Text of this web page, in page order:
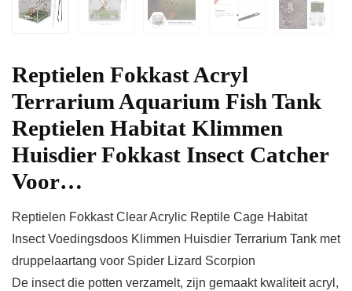
Reptielen Fokkast Acryl
Terrarium Aquarium Fish Tank
Reptielen Habitat Klimmen
Huisdier Fokkast Insect Catcher
Voor…
Reptielen Fokkast Clear Acrylic Reptile Cage Habitat
Insect Voedingsdoos Klimmen Huisdier Terrarium Tank met
druppelaartang voor Spider Lizard Scorpion
De insect die potten verzamelt, zijn gemaakt kwaliteit acryl,